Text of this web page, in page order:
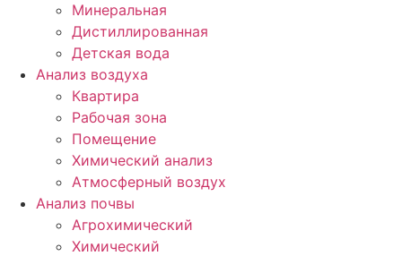
Минеральная
Дистиллированная
Детская вода
Анализ воздуха
Квартира
Рабочая зона
Помещение
Химический анализ
Атмосферный воздух
Анализ почвы
Агрохимический
Химический